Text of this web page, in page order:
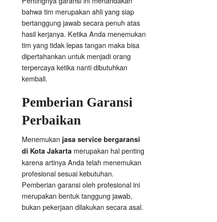
bahwa tim merupakan ahli yang siap
bertanggung jawab secara penuh atas
hasil kerjanya. Ketika Anda menemukan
tim yang tidak lepas tangan maka bisa
dipertahankan untuk menjadi orang
terpercaya ketika nanti dibutuhkan
kembali.
Pemberian Garansi
Perbaikan
Menemukan jasa service bergaransi
di Kota Jakarta merupakan hal penting
karena artinya Anda telah menemukan
profesional sesuai kebutuhan.
Pemberian garansi oleh profesional ini
merupakan bentuk tanggung jawab,
bukan pekerjaan dilakukan secara asal.